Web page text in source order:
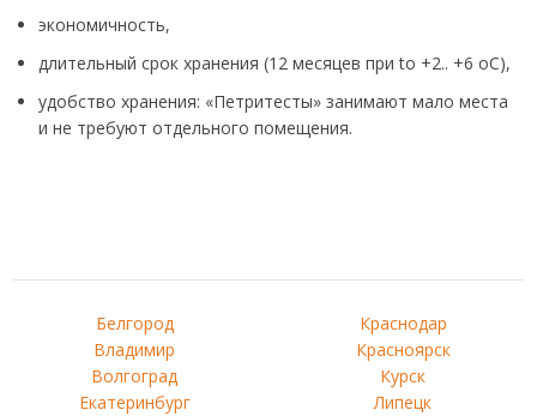
экономичность,
длительный срок хранения (12 месяцев при to +2.. +6 оС),
удобство хранения: «Петритесты» занимают мало места
и не требуют отдельного помещения.
Белгород
Владимир
Волгоград
Екатеринбург
Краснодар
Красноярск
Курск
Липецк